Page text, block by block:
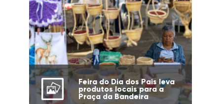
Feira do Dia dos Pais leva
produtos locais para a
Praça da Bandeira